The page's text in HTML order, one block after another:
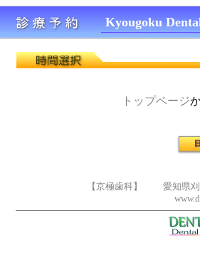
Kyougoku
トップページ
【京極歯科】 愛知県